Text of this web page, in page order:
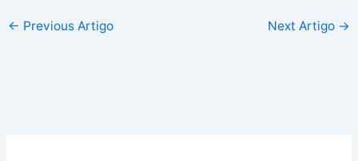
← Previous Artigo Next Artigo →